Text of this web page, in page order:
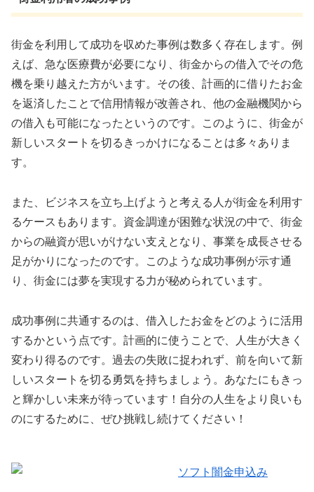
街金を利用して成功を収めた事例は数多く存在します。例
えば、急な医療費が必要になり、街金からの借入でその危
機を乗り越えた方がいます。その後、計画的に借りたお金
を返済したことで信用情報が改善され、他の金融機関から
の借入も可能になったというのです。このように、街金が
新しいスタートを切るきっかけになることは多々ありま
す。
また、ビジネスを立ち上げようと考える人が街金を利用す
るケースもあります。資金調達が困難な状況の中で、街金
からの融資が思いがけない支えとなり、事業を成長させる
足がかりになったのです。このような成功事例が示す通
り、街金には夢を実現する力が秘められています。
成功事例に共通するのは、借入したお金をどのように活用
するかという点です。計画的に使うことで、人生が大きく
変わり得るのです。過去の失敗に捉われず、前を向いて新
しいスタートを切る勇気を持ちましょう。あなたにもきっ
と輝かしい未来が待っています！自分の人生をより良いも
のにするために、ぜひ挑戦し続けてください！